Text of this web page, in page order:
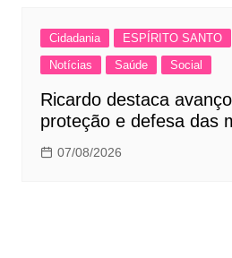
Cidadania ESPÍRITO SANTO
Notícias
Saúde Social
Ricardo destaca
proteção e defesa das
07/08/2026